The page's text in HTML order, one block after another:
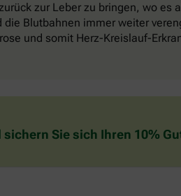
zur Leber zu bringen, wo
Blutbahnen immer weiter
und somit Herz-Kreislauf-
Sie sich Ihren 10%